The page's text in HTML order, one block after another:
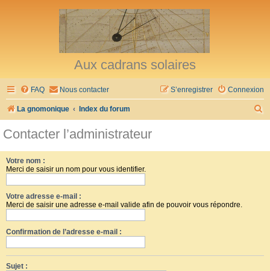
Aux cadrans solaires
FAQ Nous contacter Connexion
S’enregistrer
La gnomonique Index du forum
Contacter l’administrateur
Votre nom :
Merci de saisir un nom pour vous identifier.
Votre adresse e-mail :
Merci de saisir une adresse e-mail valide afin de pouvoir vous répondre.
Confirmation de l’adresse e-mail :
Sujet :